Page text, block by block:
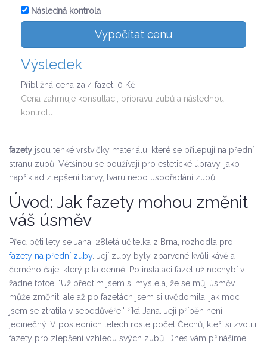
Následná kontrola
Vypočítat cenu
Výsledek
Přibližná cena za 4 fazet: 0 Kč
Cena zahrnuje konsultaci, přípravu zubů a následnou
kontrolu.
fazety jsou tenké vrstvičky materiálu, které se přilepují na přední
stranu zubů. Většinou se používají pro estetické úpravy, jako
například zlepšení barvy, tvaru nebo uspořádání zubů.
Úvod: Jak fazety mohou změnit
váš úsměv
Před pěti lety se Jana, 28letá učitelka z Brna, rozhodla pro
fazety na přední zuby. Její zuby byly zbarvené kvůli kávě a
černého čaje, který pila denně. Po instalaci fazet už nechybí v
žádné fotce. "Už předtím jsem si myslela, že se můj úsměv
může změnit, ale až po fazetách jsem si uvědomila, jak moc
jsem se ztratila v sebedůvěře," říká Jana. Její příběh není
jedinečný. V posledních letech roste počet Čechů, kteří si zvolili
fazety pro zlepšení vzhledu svých zubů. Dnes vám přinášíme